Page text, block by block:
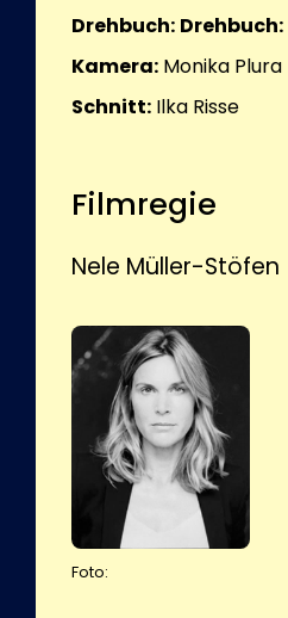
Drehbuch: Drehbuch:
Kamera: Monika Plura
Schnitt: Ilka Risse
Filmregie
Nele Müller-Stöfen
Foto: